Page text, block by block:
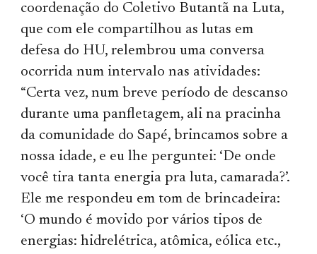
coordenação do Coletivo Butantã na Luta,
que com ele compartilhou as lutas em
defesa do HU, relembrou uma conversa
ocorrida num intervalo nas atividades:
“Certa vez, num breve período de descanso
durante uma panfletagem, ali na pracinha
da comunidade do Sapé, brincamos sobre a
nossa idade, e eu lhe perguntei: ‘De onde
você tira tanta energia pra luta, camarada?’.
Ele me respondeu em tom de brincadeira:
‘O mundo é movido por vários tipos de
energias: hidrelétrica, atômica, eólica etc.,